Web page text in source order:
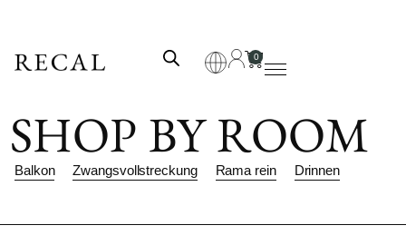
0
SHOP BY ROOM
Balkon Zwangsvollstreckung Rama rein Drinnen